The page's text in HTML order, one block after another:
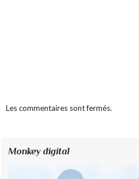
Les commentaires sont fermés.
Monkey digital